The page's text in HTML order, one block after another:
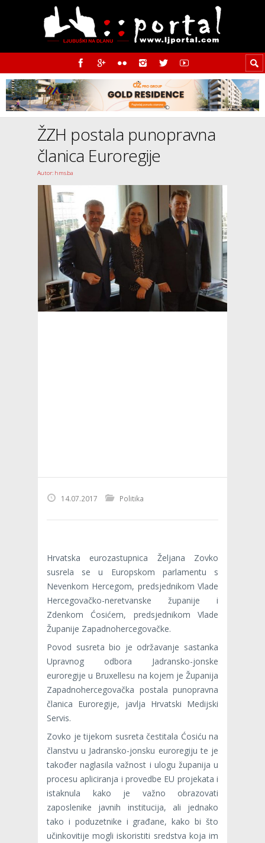
ŽZH postala punopravna
članica Euroregije
Autor: hms.ba
14.07.2017 Politika
Hrvatska eurozastupnica Željana Zovko
susrela se u Europskom parlamentu s
Nevenkom Hercegom, predsjednikom Vlade
Hercegovačko-neretvanske županije i
Zdenkom Ćosićem, predsjednikom Vlade
Županije Zapadnohercegovačke.
Povod susreta bio je održavanje sastanka
Upravnog odbora Jadransko-jonske
euroregije u Bruxellesu na kojem je Županija
Zapadnohercegovačka postala punopravna
članica Euroregije, javlja Hrvatski Medijski
Servis.
Zovko je tijekom susreta čestitala Ćosiću na
članstvu u Jadransko-jonsku euroregiju te je
također naglasila važnost i ulogu županija u
procesu apliciranja i provedbe EU projekata i
istaknula kako je važno obrazovati
zaposlenike javnih institucija, ali jednako
tako i poduzetnike i građane, kako bi što
učinkovitije mogli iskoristiti sredstva koja im